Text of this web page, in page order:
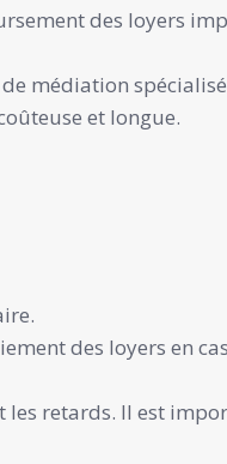
des loyers
médiation
et longue.
des loyers en
retards. Il est